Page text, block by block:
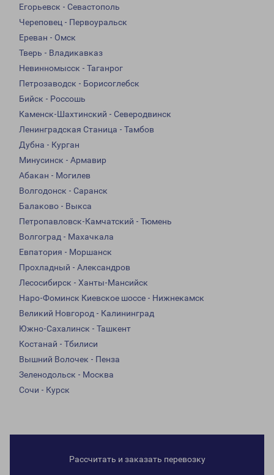
Егорьевск - Севастополь
Череповец - Первоуральск
Ереван - Омск
Тверь - Владикавказ
Невинномысск - Таганрог
Петрозаводск - Борисоглебск
Бийск - Россошь
Каменск-Шахтинский - Северодвинск
Ленинградская Станица - Тамбов
Дубна - Курган
Минусинск - Армавир
Абакан - Могилев
Волгодонск - Саранск
Балаково - Выкса
Петропавловск-Камчатский - Тюмень
Волгоград - Махачкала
Евпатория - Моршанск
Прохладный - Александров
Лесосибирск - Ханты-Мансийск
Наро-Фоминск Киевское шоссе - Нижнекамск
Великий Новгород - Калининград
Южно-Сахалинск - Ташкент
Костанай - Тбилиси
Вышний Волочек - Пенза
Зеленодольск - Москва
Сочи - Курск
Рассчитать и заказать перевозку